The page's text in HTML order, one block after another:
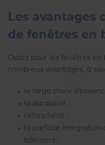
Les avantages
de fenêtres en
Optez pour les fenêtres
nombreux avantages, à
le large choix
la durabilité ;
l’étanchéité ;
la parfaite intégration
bâtiment ;